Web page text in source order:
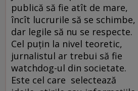
publică să fie atît de mare,
încît lucrurile să se schimbe,
dar legile să nu se respecte.
Cel puțin la nivel teoretic,
jurnalistul ar trebui să fie
watchdog-ul din societate.
Este cel care selectează